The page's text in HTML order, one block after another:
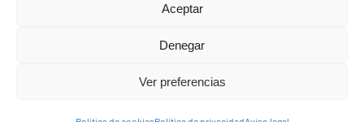
Aceptar
Denegar
Ver preferencias
© Copyright2026 Ayuntamiento de Yaiza - Todos los